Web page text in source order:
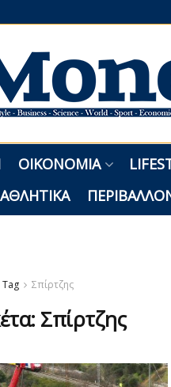
ΟΙΚΟΝΟΜΊΑ
ΑΘΛΗΤΙΚΆ
Tag Σπίρτζης
Σπίρτζης